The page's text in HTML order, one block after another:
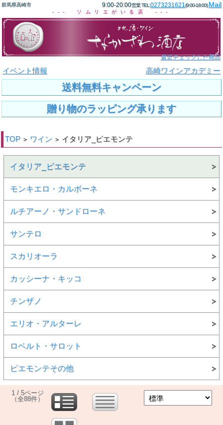
群馬県高崎市 9:00-20:00営業 TEL:0273231621(9:00-18:00)Mail
--- ソムリエがいる店 ---
最近チェックした商品
イベント情報 高崎ワインアカデミー
送料無料キャンペーン
贈り物のラッピング承ります
TOP > ワイン > イタリア_ピエモンテ
イタリア_ピエモンテ
モンキエロ・カルボーネ
ルチアーノ・サンドローネ
サンテロ
スカリオーラ
カッシーナ・キッコ
チンザノ
エリオ・アルターレ
ロベルト・サロット
ピエモンテその他
1 / 5ページ
（全88件）